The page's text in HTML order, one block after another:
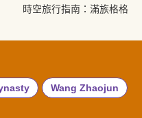
時空旅行指南：滿族格格
Wang Zhaojun